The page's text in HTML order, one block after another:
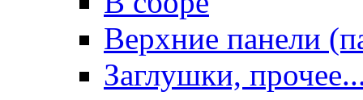
Верхние панели
Заглушки,